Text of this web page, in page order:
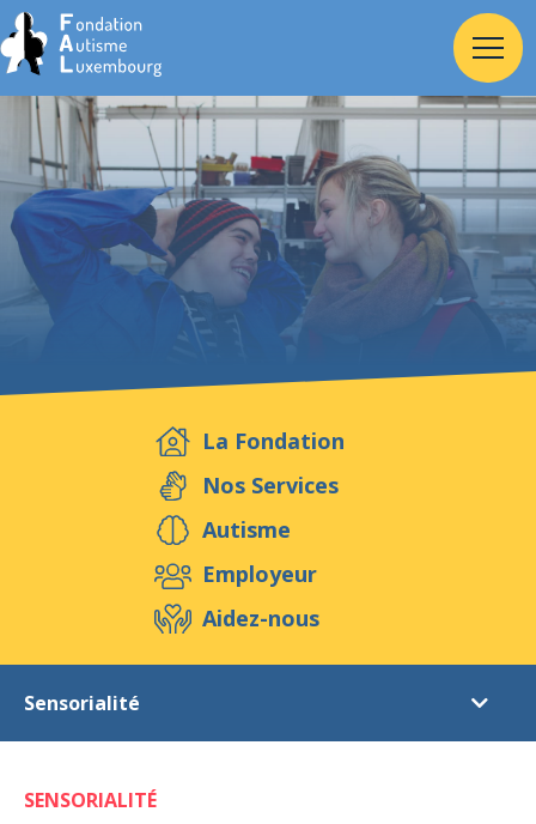
Accueil
Fondation
Services
Employeur
Aidez-nous
Evénements Publications Médias
La Fondation
Nos Services
Autisme
Employeur
Aidez-nous
Sensorialité
Introduction
SENSORIALITÉ